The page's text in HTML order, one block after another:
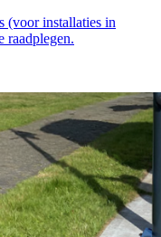
(voor installaties in
raadplegen.